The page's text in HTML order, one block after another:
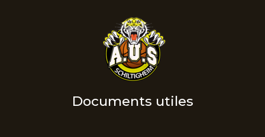
Documents utiles